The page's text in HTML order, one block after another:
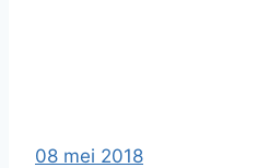
08 mei 2018